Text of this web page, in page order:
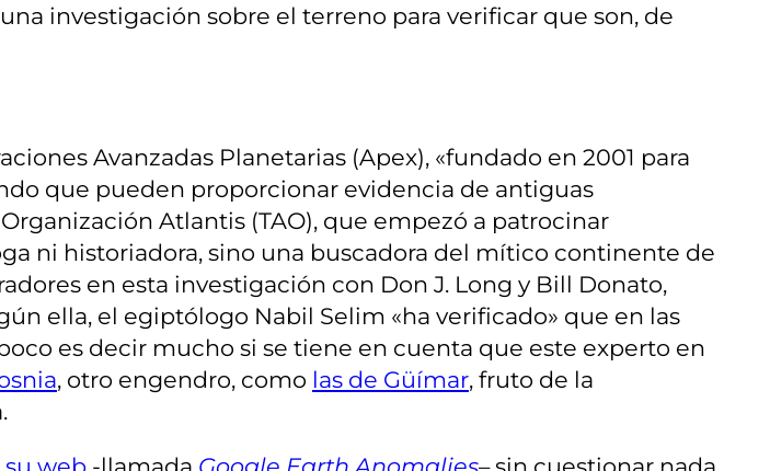
investigación sobre el terreno para verificar que son, de
Avanzadas Planetarias (Apex), «fundado en 2001 para
que pueden proporcionar evidencia de antiguas
Atlantis (TAO), que empezó a patrocinar
ni historiadora, sino una buscadora del mítico continente de
en esta investigación con Don J. Long y Bill Donato,
ella, el egiptólogo Nabil Selim «ha verificado» que en las
es decir mucho si se tiene en cuenta que este experto en
, otro engendro, como las de Güímar, fruto de la